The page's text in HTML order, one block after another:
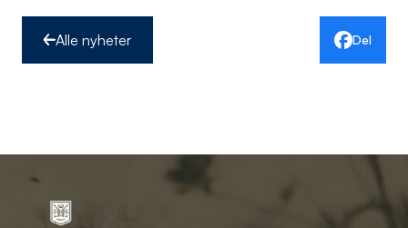
Alle nyheter Del